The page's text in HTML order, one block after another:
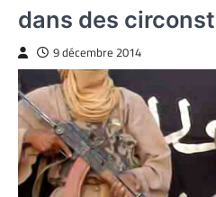
dans des
9 décembre 2014